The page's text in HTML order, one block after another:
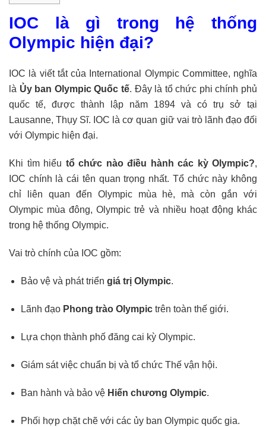
IOC là gì trong hệ thống
Olympic hiện đại?
IOC là viết tắt của International Olympic Committee, nghĩa
là Ủy ban Olympic Quốc tế. Đây là tổ chức phi chính phủ
quốc tế, được thành lập năm 1894 và có trụ sở tại
Lausanne, Thụy Sĩ. IOC là cơ quan giữ vai trò lãnh đạo đối
với Olympic hiện đại.
Khi tìm hiểu tổ chức nào điều hành các kỳ Olympic?,
IOC chính là cái tên quan trọng nhất. Tổ chức này không
chỉ liên quan đến Olympic mùa hè, mà còn gắn với
Olympic mùa đông, Olympic trẻ và nhiều hoạt động khác
trong hệ thống Olympic.
Vai trò chính của IOC gồm:
Bảo vệ và phát triển giá trị Olympic.
Lãnh đạo Phong trào Olympic trên toàn thế giới.
Lựa chọn thành phố đăng cai kỳ Olympic.
Giám sát việc chuẩn bị và tổ chức Thế vận hội.
Ban hành và bảo vệ Hiến chương Olympic.
Phối hợp chặt chẽ với các ủy ban Olympic quốc gia.